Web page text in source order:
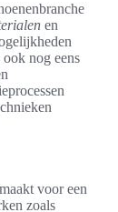
en
nog eens
voor een
zoals